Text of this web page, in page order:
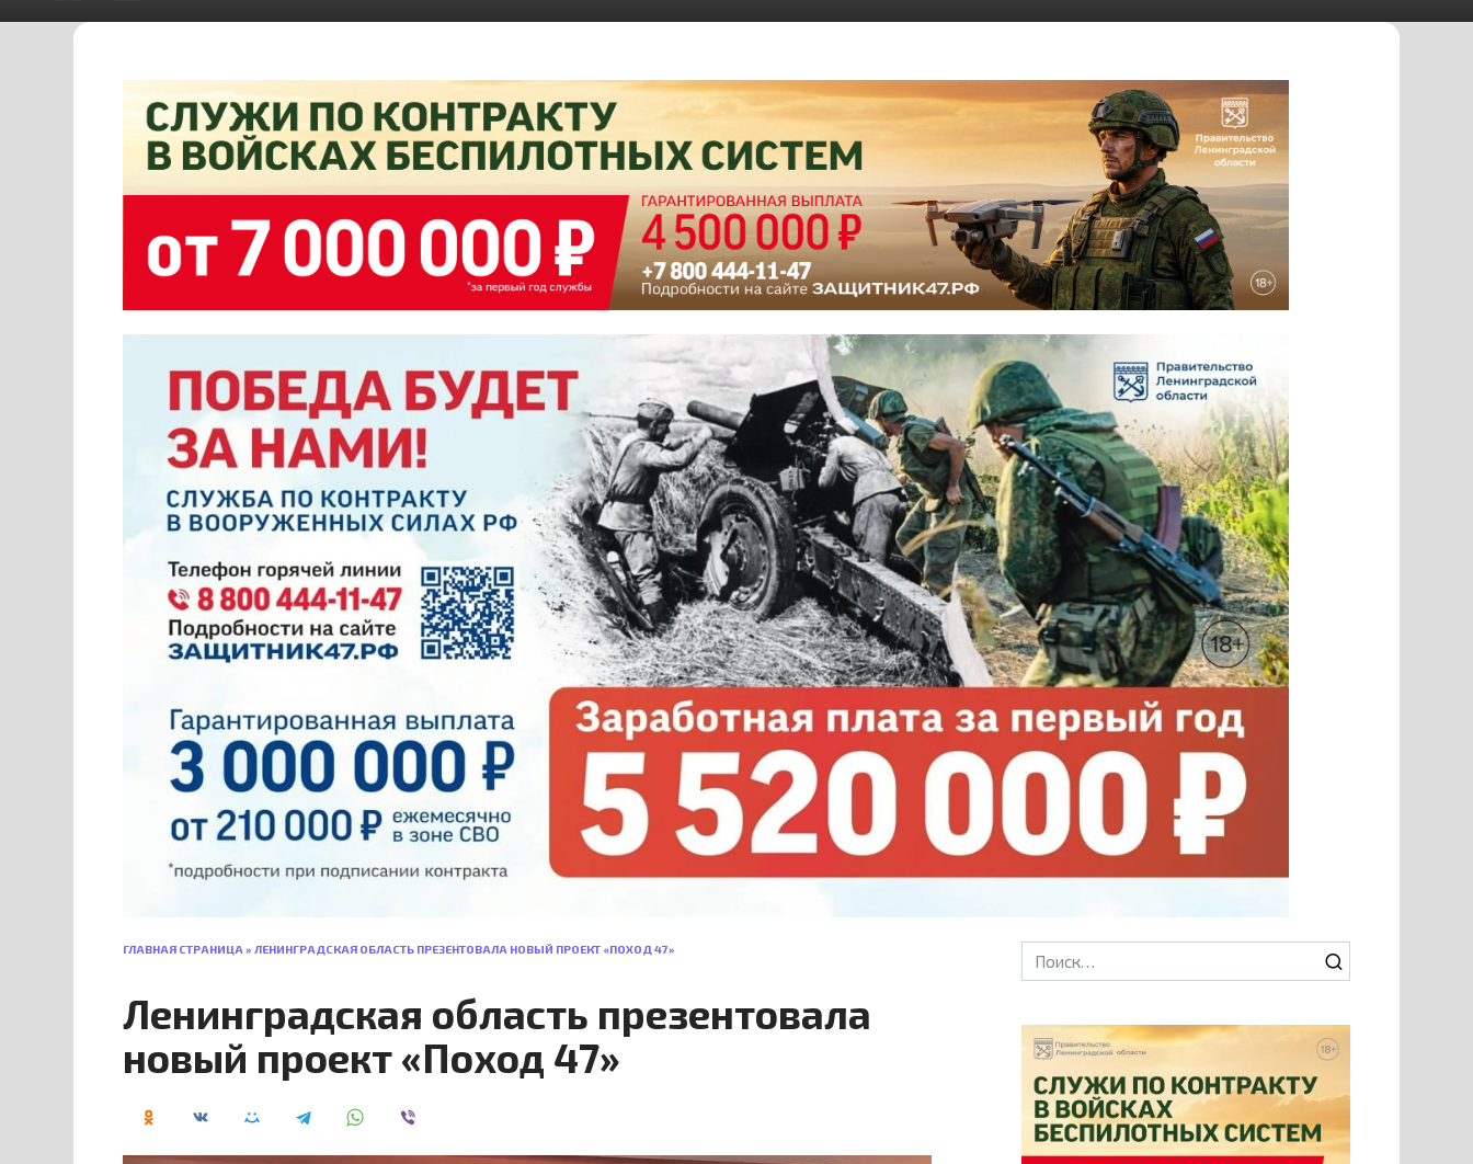
ГЛАВНАЯ СТРАНИЦА»ЛЕНИНГРАДСКАЯ ОБЛАСТЬ ПРЕЗЕНТОВАЛА НОВЫЙ ПРОЕКТ «ПОХОД 47»
Ленинградская область презентовала
новый проект «Поход 47»
Search
for: